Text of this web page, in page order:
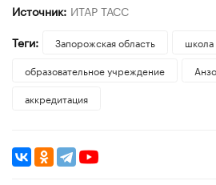
Источник: ИТАР ТАСС
Теги:
Запорожская область школа
образовательное учреждение
аккредитация